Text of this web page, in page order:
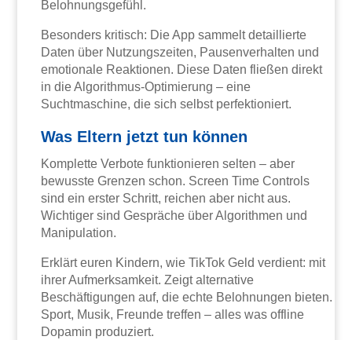
Belohnungsgefühl.
Besonders kritisch: Die App sammelt detaillierte
Daten über Nutzungszeiten, Pausenverhalten und
emotionale Reaktionen. Diese Daten fließen direkt
in die Algorithmus-Optimierung – eine
Suchtmaschine, die sich selbst perfektioniert.
Was Eltern jetzt tun können
Komplette Verbote funktionieren selten – aber
bewusste Grenzen schon. Screen Time Controls
sind ein erster Schritt, reichen aber nicht aus.
Wichtiger sind Gespräche über Algorithmen und
Manipulation.
Erklärt euren Kindern, wie TikTok Geld verdient: mit
ihrer Aufmerksamkeit. Zeigt alternative
Beschäftigungen auf, die echte Belohnungen bieten.
Sport, Musik, Freunde treffen – alles was offline
Dopamin produziert.